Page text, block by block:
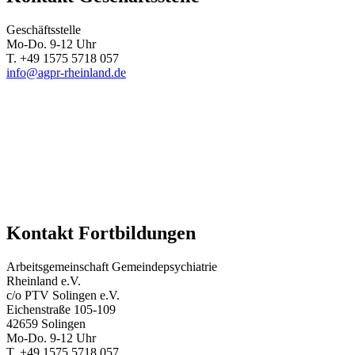
Geschäftsstelle
Mo-Do. 9-12 Uhr
T. +49 1575 5718 057
info@agpr-rheinland.de
Kontakt Fortbildungen
Arbeitsgemeinschaft Gemeindepsychiatrie
Rheinland e.V.
c/o PTV Solingen e.V.
Eichenstraße 105-109
42659 Solingen
Mo-Do. 9-12 Uhr
T. +49 1575 5718 057